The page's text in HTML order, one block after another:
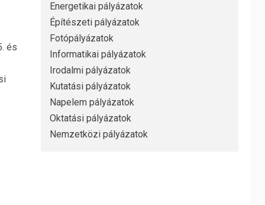
és
Energetikai pályázatok
Építészeti pályázatok
Fotópályázatok
Informatikai pályázatok
Irodalmi pályázatok
Kutatási pályázatok
Napelem pályázatok
Oktatási pályázatok
Nemzetközi pályázatok